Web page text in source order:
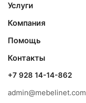
Услуги
Компания
Помощь
Контакты
+7 928 14-14-862
admin@mebelinet.com